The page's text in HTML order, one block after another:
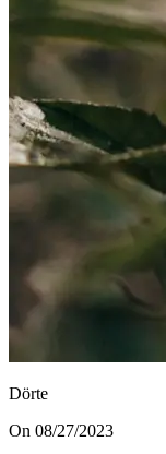
Dörte
On 08/27/2023